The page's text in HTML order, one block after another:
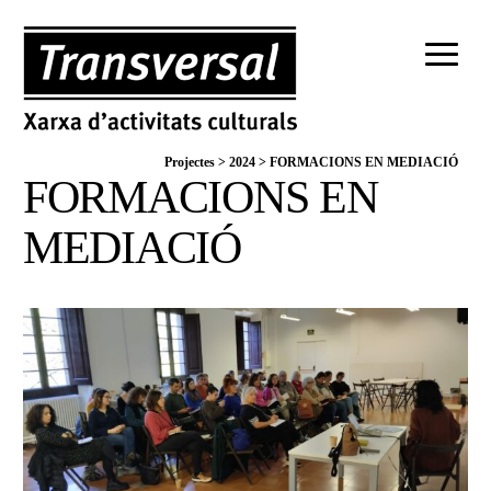
Projectes > 2024 > FORMACIONS EN MEDIACIÓ
FORMACIONS EN
MEDIACIÓ